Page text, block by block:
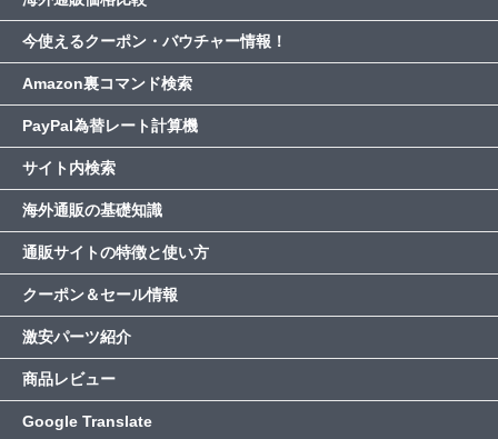
今使えるクーポン・バウチャー情報！
Amazon裏コマンド検索
PayPal為替レート計算機
サイト内検索
海外通販の基礎知識
通販サイトの特徴と使い方
クーポン＆セール情報
激安パーツ紹介
商品レビュー
Google Translate